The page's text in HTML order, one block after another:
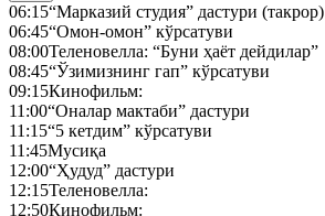
06:15“Марказий студия” дастури (такрор)
06:45“Омон-омон” кўрсатуви
08:00Теленовелла: “Буни ҳаёт дейдилар”
08:45“Ўзимизнинг гап” кўрсатуви
09:15Кинофильм:
11:00“Оналар мактаби” дастури
11:15“5 кетдим” кўрсатуви
11:45Мусиқа
12:00“Ҳудуд” дастури
12:15Теленовелла:
12:50Кинофильм: